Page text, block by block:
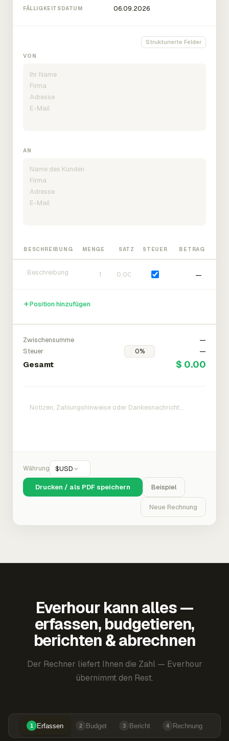
FÄLLIGKEITSDATUM
Strukturierte Felder
VON
AN
BESCHREIBUNG MENGE SATZ STEUER BETRAG
—
Position hinzufügen
Zwischensumme
—
Steuer
—
Gesamt $ 0.00
Währung $USD
Drucken / als PDF speichern Beispiel
Neue Rechnung
Everhour kann alles —
erfassen, budgetieren,
berichten & abrechnen
Der Rechner liefert Ihnen die Zahl — Everhour
übernimmt den Rest.
1 Erfassen 2 Budget 3 Bericht 4 Rechnung